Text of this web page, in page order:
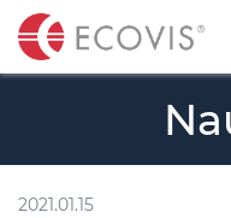
t
2021.01.15